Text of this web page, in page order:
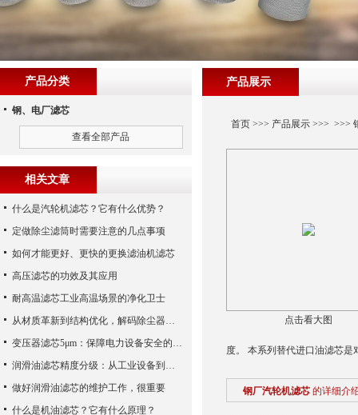
产品展示
首页>>> 产品展示>>> >>>
点击看大图
度。 本系列替代进口油滤芯
钢厂汽轮机滤芯 的详细介
产品分类
钢、电厂滤芯
查看全部产品
相关文章
什么是汽轮机滤芯？它有什么优势？
定做除尘滤筒时需要注意的几点事项
如何才能更好、更快的更换滤油机滤芯
高压滤芯的功效及其应用
耐高温滤芯工业高温场景的净化卫士
从材质革新到结构优化，解码除尘器滤芯性能跃升的核心逻辑
变压器滤芯5μm：保障电力设备安全的关键
润滑油滤芯精度分级：从工业设备到精密系统的过滤密码
做好润滑油滤芯的维护工作，很重要
什么是机油滤芯？它有什么原理？